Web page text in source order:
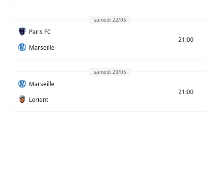
samedi 22/05
Paris FC
Marseille
21:00
samedi 29/05
Marseille
Lorient
21:00